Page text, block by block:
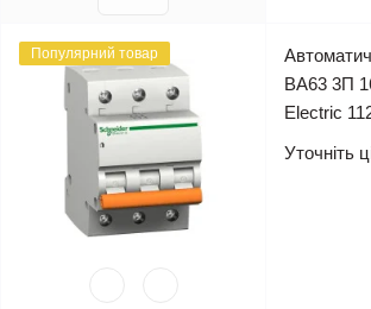
Популярний товар
ВА63 3П
Electric
Уточніть